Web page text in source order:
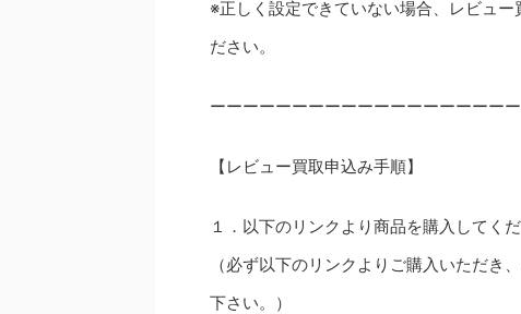
※正しく設定できていない場合、レビュ
ださい。
ーーーーーーーーーーーーーーーーーー
【レビュー買取申込み手順】
１．以下のリンクより商品を購入してくだ
（必ず以下のリンクよりご購入いただき
下さい。）